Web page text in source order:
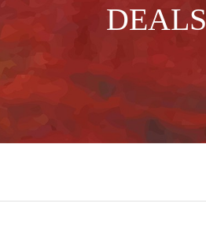
DEALS